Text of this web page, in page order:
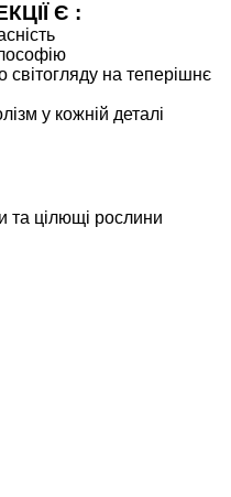
Є :
на теперішнє
у кожній деталі
та цілющі рослини